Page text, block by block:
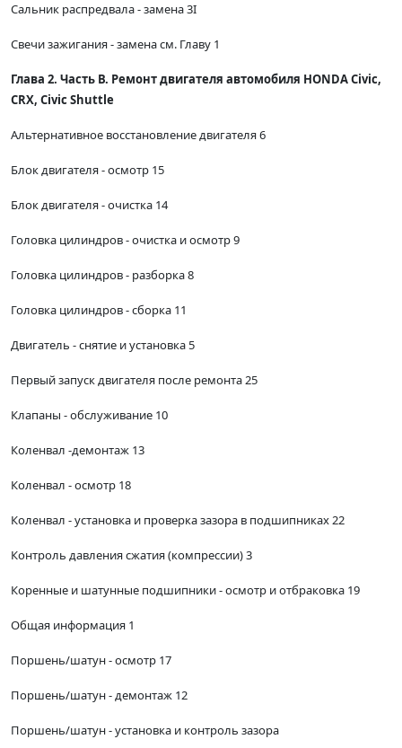
Сальник распредвала - замена 3I
Свечи зажигания - замена см. Главу 1
Глава 2. Часть В. Ремонт двигателя автомобиля HONDA Civic,
CRX, Civic Shuttle
Альтернативное восстановление двигателя 6
Блок двигателя - осмотр 15
Блок двигателя - очистка 14
Головка цилиндров - очистка и осмотр 9
Головка цилиндров - разборка 8
Головка цилиндров - сборка 11
Двигатель - снятие и установка 5
Первый запуск двигателя после ремонта 25
Клапаны - обслуживание 10
Коленвал -демонтаж 13
Коленвал - осмотр 18
Коленвал - установка и проверка зазора в подшипниках 22
Контроль давления сжатия (компрессии) 3
Коренные и шатунные подшипники - осмотр и отбраковка 19
Общая информация 1
Поршень/шатун - осмотр 17
Поршень/шатун - демонтаж 12
Поршень/шатун - установка и контроль зазора